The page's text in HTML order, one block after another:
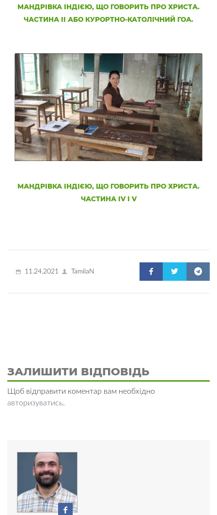
МАНДРІВКА ІНДІЄЮ, ЩО ГОВОРИТЬ ПРО ХРИСТА.
ЧАСТИНА II АБО КУРОРТНО-КАТОЛІЧНИЙ ГОА.
МАНДРІВКА ІНДІЄЮ, ЩО ГОВОРИТЬ ПРО ХРИСТА.
ЧАСТИНА IV І V
11.24.2021 TamilaN
ЗАЛИШИТИ ВІДПОВІДЬ
Щоб відправити коментар вам необхідно
авторизуватись.